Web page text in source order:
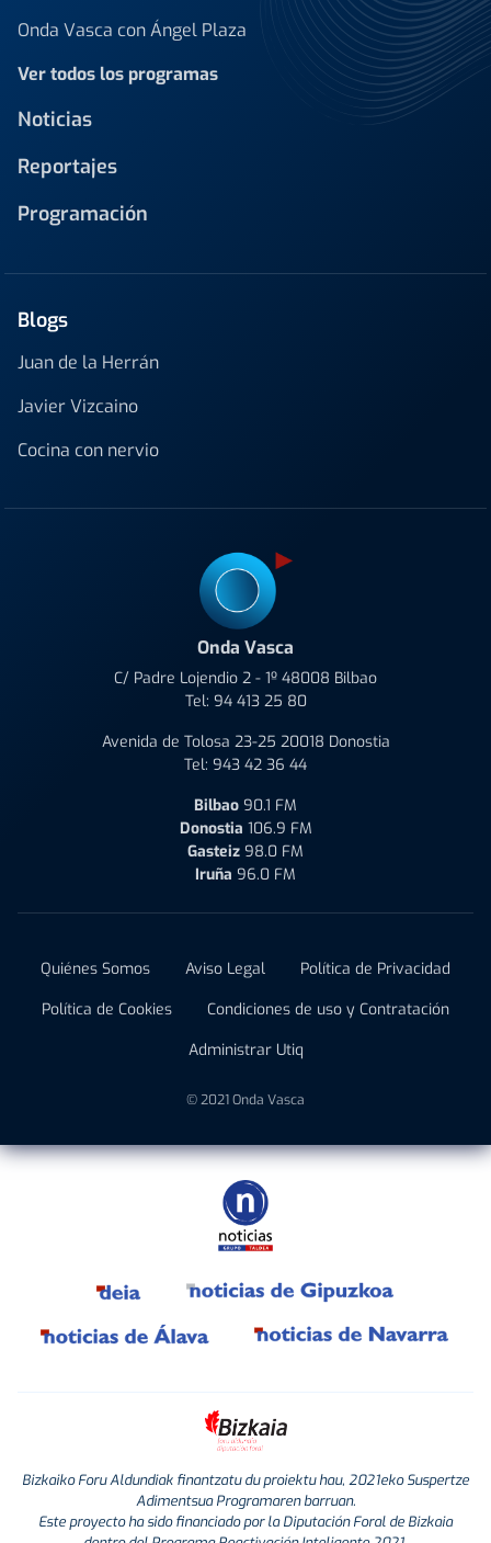
Onda Vasca con Ángel Plaza
Ver todos los programas
Noticias
Reportajes
Programación
Blogs
Juan de la Herrán
Javier Vizcaino
Cocina con nervio
Onda Vasca
C/ Padre Lojendio 2 - 1º 48008 Bilbao
Tel: 94 413 25 80
Avenida de Tolosa 23-25 20018 Donostia
Tel: 943 42 36 44
Bilbao 90.1 FM
Donostia 106.9 FM
Gasteiz 98.0 FM
Iruña 96.0 FM
Quiénes Somos Aviso Legal
Política de Privacidad
Política de Cookies
Condiciones de uso y Contratación
Administrar Utiq
© 2021 Onda Vasca
Bizkaiko Foru Aldundiak finantzatu du proiektu hau, 2021eko Suspertze
Adimentsua Programaren barruan.
Este proyecto ha sido financiado por la Diputación Foral de Bizkaia